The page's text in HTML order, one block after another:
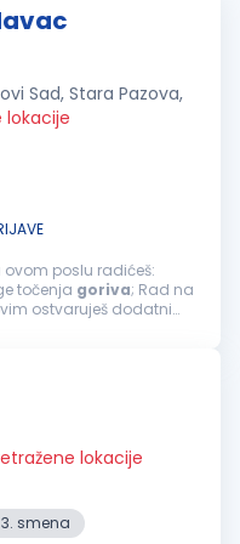
Sad, Stara Pazova,
lokacije
ovom poslu radićeš:
točenja goriva; Rad na
ostvaruješ dodatni
lokacije
3. smena